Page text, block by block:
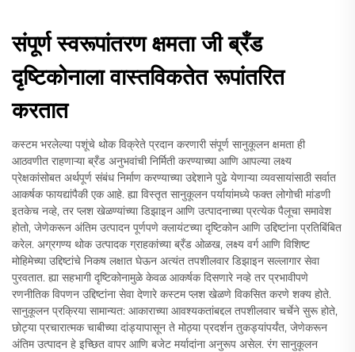
संपूर्ण स्वरूपांतरण क्षमता जी ब्रँड
दृष्टिकोनाला वास्तविकतेत रूपांतरित
करतात
कस्टम भरलेल्या पशूंचे थोक विक्रेते प्रदान करणारी संपूर्ण सानुकूलन क्षमता ही
आठवणीत राहणाऱ्या ब्रँड अनुभवांची निर्मिती करण्याच्या आणि आपल्या लक्ष्य
प्रेक्षकांसोबत अर्थपूर्ण संबंध निर्माण करण्याच्या उद्देशाने पुढे येणाऱ्या व्यवसायांसाठी सर्वात
आकर्षक फायद्यांपैकी एक आहे. ह्या विस्तृत सानुकूलन पर्यायांमध्ये फक्त लोगोची मांडणी
इतकेच नव्हे, तर प्लश खेळण्यांच्या डिझाइन आणि उत्पादनाच्या प्रत्येक पैलूचा समावेश
होतो, जेणेकरून अंतिम उत्पादन पूर्णपणे क्लायंटच्या दृष्टिकोन आणि उद्दिष्टांना प्रतिबिंबित
करेल. अग्रगण्य थोक उत्पादक ग्राहकांच्या ब्रँड ओळख, लक्ष्य वर्ग आणि विशिष्ट
मोहिमेच्या उद्दिष्टांचे निकष लक्षात घेऊन अत्यंत तपशीलवार डिझाइन सल्लागार सेवा
पुरवतात. ह्या सहभागी दृष्टिकोनामुळे केवळ आकर्षक दिसणारे नव्हे तर प्रभावीपणे
रणनीतिक विपणन उद्दिष्टांना सेवा देणारे कस्टम प्लश खेळणे विकसित करणे शक्य होते.
सानुकूलन प्रक्रिया सामान्यत: आकाराच्या आवश्यकतांबद्दल तपशीलवार चर्चेने सुरू होते,
छोट्या प्रचारात्मक चाबीच्या दांड्यापासून ते मोठ्या प्रदर्शन तुकड्यांपर्यंत, जेणेकरून
अंतिम उत्पादन हे इच्छित वापर आणि बजेट मर्यादांना अनुरूप असेल. रंग सानुकूलन